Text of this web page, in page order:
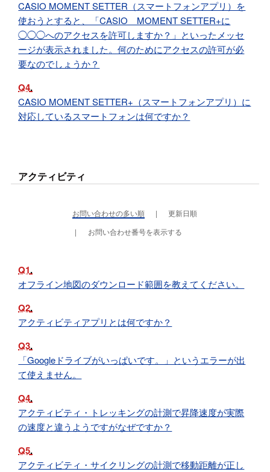
CASIO MOMENT SETTER（スマートフォンアプリ）を
使おうとすると、「CASIO MOMENT SETTER+に
◯◯◯へのアクセスを許可しますか？」といったメッセ
ージが表示されました。何のためにアクセスの許可が必
要なのでしょうか？
Q4
CASIO MOMENT SETTER+（スマートフォンアプリ）に
対応しているスマートフォンは何ですか？
アクティビティ
お問い合わせの多い順
更新日順
お問い合わせ番号を表示する
Q1
オフライン地図のダウンロード範囲を教えてください。
Q2
アクティビティアプリとは何ですか？
Q3
「Googleドライブがいっぱいです。」というエラーが出
て使えません。
Q4
アクティビティ・トレッキングの計測で昇降速度が実際
の速度と違うようですがなぜですか？
Q5
アクティビティ・サイクリングの計測で移動距離が正し